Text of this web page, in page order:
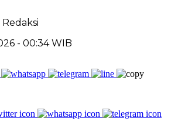
Redaksi
- 00:34 WIB